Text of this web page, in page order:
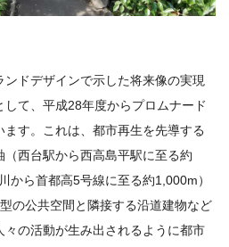
ドデザインで示した将来像の実現
て、平成28年度からプロムナード
す。これは、都市再生を先導する
西台駅から西高島平駅に至る約
から首都高5号線に至る約1,000m）
の公共空間と隣接する沿道建物など
の活動が生み出されるように都市